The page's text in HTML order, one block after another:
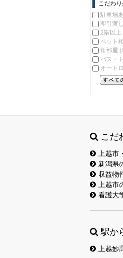
こだわ
駐車場
即引渡
2階以上
ペット
角部屋
バス・
オート
こだ
上越
新潟県
収益物
上越
看護大
駅か
上越妙